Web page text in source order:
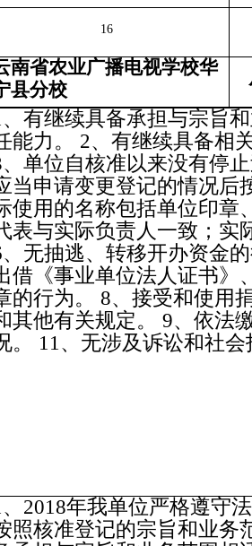
16
南省农业广播电视学校华
县分校
、有继续具备承担与宗旨
能力。 2、有继续具备相
、单位自核准以来没有停
当申请变更登记的情况后
使用的名称包括单位印章
表与实际负责人一致；实
、无抽逃、转移开办资金
借《事业单位法人证书》
的行为。 8、接受和使用
其他有关规定。 9、依法
。 11、无涉及诉讼和社
、2018年我单位严格遵守
照核准登记的宗旨和业务